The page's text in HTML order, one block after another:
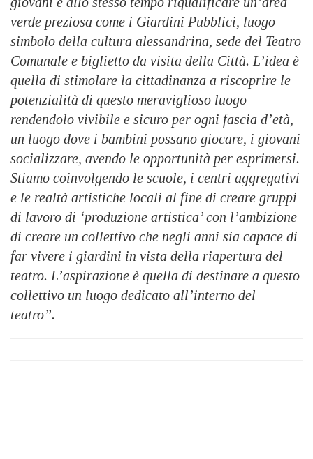
verde preziosa come i Giardini Pubblici, luogo
simbolo della cultura alessandrina, sede del Teatro
Comunale e biglietto da visita della Città. L’idea è
quella di stimolare la cittadinanza a riscoprire le
potenzialità di questo meraviglioso luogo
rendendolo vivibile e sicuro per ogni fascia d’età,
un luogo dove i bambini possano giocare, i giovani
socializzare, avendo le opportunità per esprimersi.
Stiamo coinvolgendo le scuole, i centri aggregativi
e le realtà artistiche locali al fine di creare gruppi
di lavoro di ‘produzione artistica’ con l’ambizione
di creare un collettivo che negli anni sia capace di
far vivere i giardini in vista della riapertura del
teatro. L’aspirazione è quella di destinare a questo
collettivo un luogo dedicato all’interno del
teatro”.